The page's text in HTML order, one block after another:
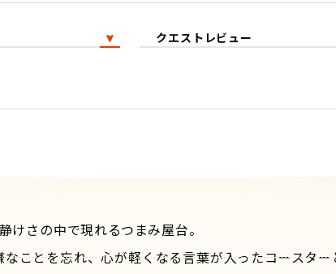
クエストレビュー
けさの中で現れるつまみ屋台。
ことを忘れ、心が軽くなる言葉が入ったコースタ